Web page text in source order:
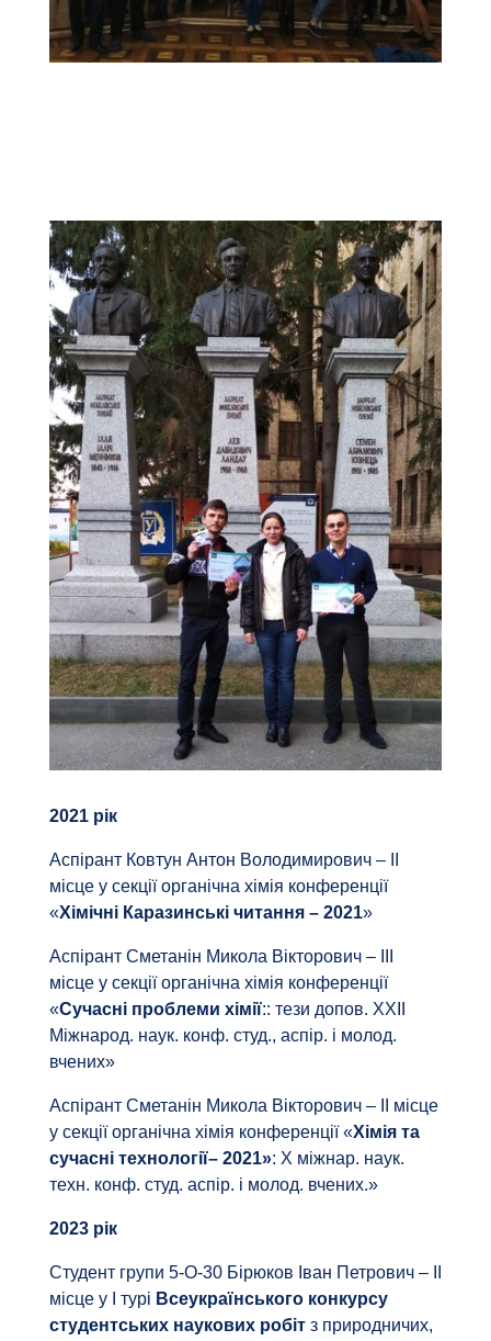
2021 рік
Аспірант Ковтун Антон Володимирович – ІІ
місце у секції органічна хімія конференції
«Хімічні Каразинські читання – 2021»
Аспірант Сметанін Микола Вікторович – ІІІ
місце у секції органічна хімія конференції
«Сучасні проблеми хімії:: тези допов. XXIІ
Міжнарод. наук. конф. студ., аспір. і молод.
вчених»
Аспірант Сметанін Микола Вікторович – ІІ місце
у секції органічна хімія конференції «Хімія та
сучасні технології– 2021»: X міжнар. наук.
техн. конф. студ. аспір. і молод. вчених.»
2023 рік
Студент групи 5-О-30 Бірюков Іван Петрович – ІІ
місце у І турі Всеукраїнського конкурсу
студентських наукових робітз природничих,